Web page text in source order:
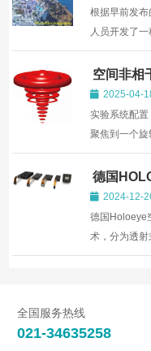
SLM) 的技...
根据早前发
人员开发了
法，而这项
实的近眼显
统能够在用户
对我们的...
空间非相
统2025-04-
实验系统配
聚焦到一个旋
的随机相位
光导入到空
里叶转换透镜
接着，...
德国
间光调制
阀|SLM
2024-12-
德国Holoeye
术，分为透射
的强度和相
全国服务热线
021-34635258